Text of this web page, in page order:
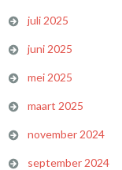
juli 2025
juni 2025
mei 2025
maart 2025
november 2024
september 2024